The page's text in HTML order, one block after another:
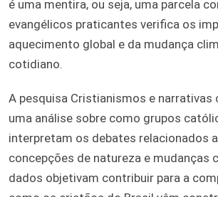
é uma mentira, ou seja, uma parcela
evangélicos praticantes verifica os
aquecimento global e da mudança
cotidiano.
A pesquisa Cristianismos e
uma análise sobre como grupos
interpretam os debates relacionados
concepções de natureza e mudanças
dados objetivam contribuir para a